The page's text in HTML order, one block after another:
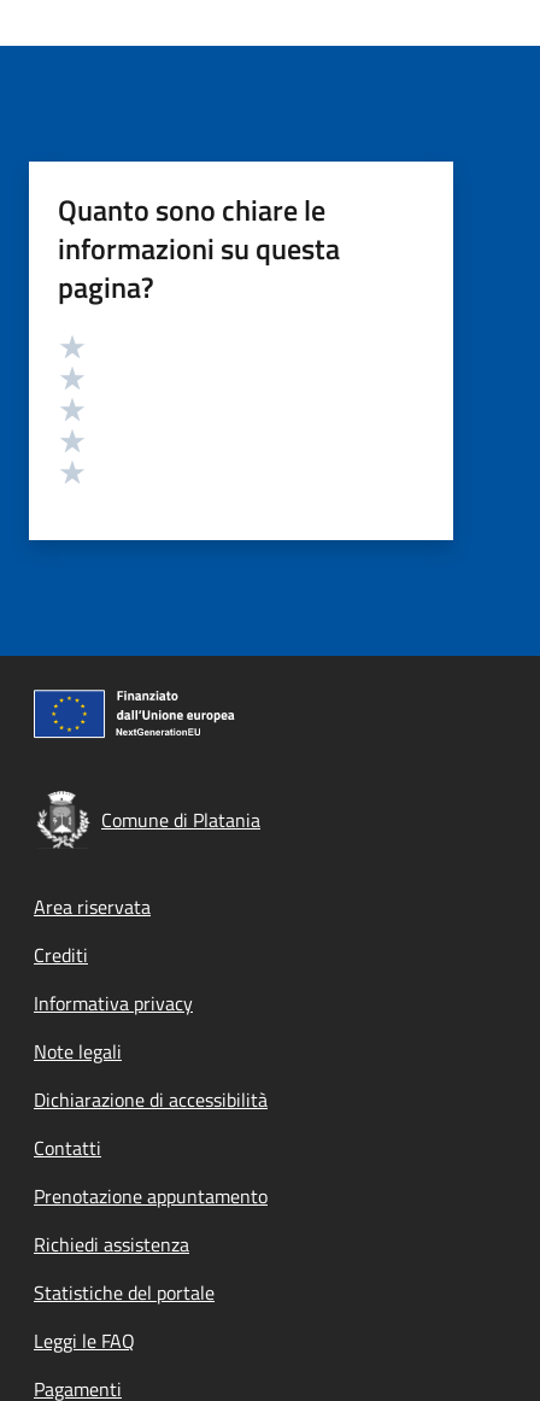
Quanto sono chiare le
informazioni su questa
pagina?
Valutazione
Comune di Platania
Footer menu
Area riservata
Crediti
Informativa privacy
Note legali
Dichiarazione di accessibilità
Contatti
Prenotazione appuntamento
Richiedi assistenza
Statistiche del portale
Leggi le FAQ
Pagamenti